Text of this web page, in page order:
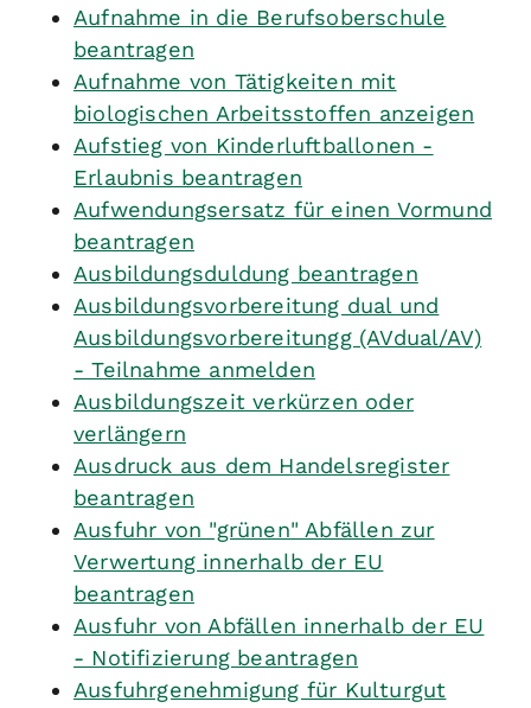
Aufnahme in die Berufsoberschule
beantragen
Aufnahme von Tätigkeiten mit
biologischen Arbeitsstoffen anzeigen
Aufstieg von Kinderluftballonen -
Erlaubnis beantragen
Aufwendungsersatz für einen Vormund
beantragen
Ausbildungsduldung beantragen
Ausbildungsvorbereitung dual und
Ausbildungsvorbereitungg (AVdual/AV)
- Teilnahme anmelden
Ausbildungszeit verkürzen oder
verlängern
Ausdruck aus dem Handelsregister
beantragen
Ausfuhr von "grünen" Abfällen zur
Verwertung innerhalb der EU
beantragen
Ausfuhr von Abfällen innerhalb der EU
- Notifizierung beantragen
Ausfuhrgenehmigung für Kulturgut